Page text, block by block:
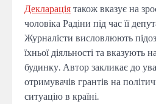
Деклараціятакож вказує на
чоловіка Радіни під час її
Журналісти висловлюють
їхньої діяльності та вказують
будинку. Автор закликає до
отримувачів грантів на
ситуацію в країні.